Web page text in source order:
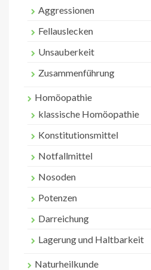
Aggressionen
Fellauslecken
Unsauberkeit
Zusammenführung
Homöopathie
klassische Homöopathie
Konstitutionsmittel
Notfallmittel
Nosoden
Potenzen
Darreichung
Lagerung und Haltbarkeit
Naturheilkunde